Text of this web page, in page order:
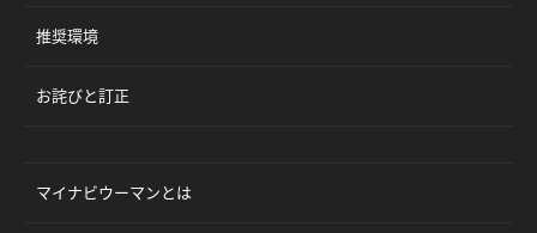
推奨環境
お詫びと訂正
マイナビウーマンとは